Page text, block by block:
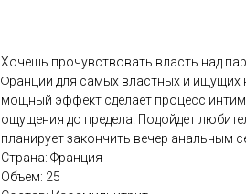
Хочешь прочувствовать власть над
Франции для самых властных и
мощный эффект сделает процесс
ощущения до предела. Подойдет
планирует закончить вечер анальным
Страна: Франция
Объем: 25